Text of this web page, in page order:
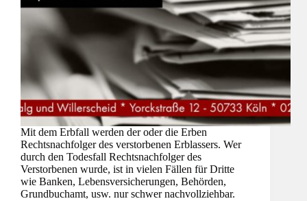
Mit dem Erbfall werden der oder die Erben
Rechtsnachfolger des verstorbenen Erblassers. Wer
durch den Todesfall Rechtsnachfolger des
Verstorbenen wurde, ist in vielen Fällen für Dritte
wie Banken, Lebensversicherungen, Behörden,
Grundbuchamt, usw. nur schwer nachvollziehbar.